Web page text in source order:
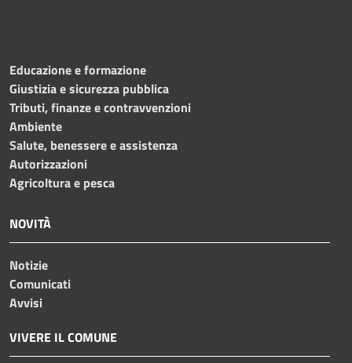
Educazione e formazione
Giustizia e sicurezza pubblica
Tributi, finanze e contravvenzioni
Ambiente
Salute, benessere e assistenza
Autorizzazioni
Agricoltura e pesca
NOVITÀ
Notizie
Comunicati
Avvisi
VIVERE IL COMUNE